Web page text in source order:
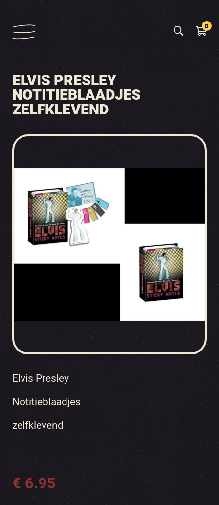
0
ELVIS PRESLEY
NOTITIEBLAADJES
ZELFKLEVEND
Elvis Presley
Notitieblaadjes
zelfklevend
€ 6.95